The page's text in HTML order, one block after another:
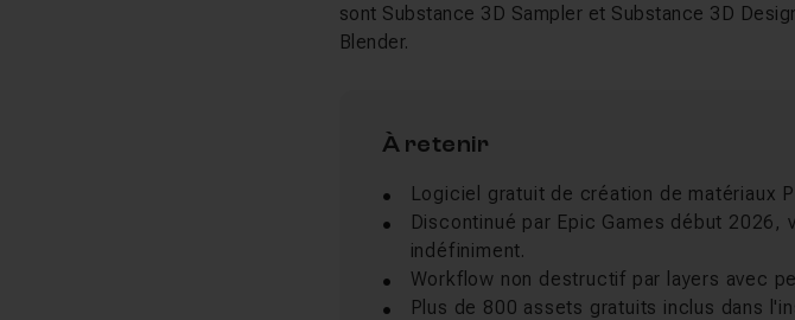
sont Substance 3D Sampler et Substance 3D
Blender.
À retenir
Logiciel gratuit de création de matériaux
Discontinué par Epic Games début 2026,
indéfiniment.
Workflow non destructif par layers avec
Plus de 800 assets gratuits inclus dans